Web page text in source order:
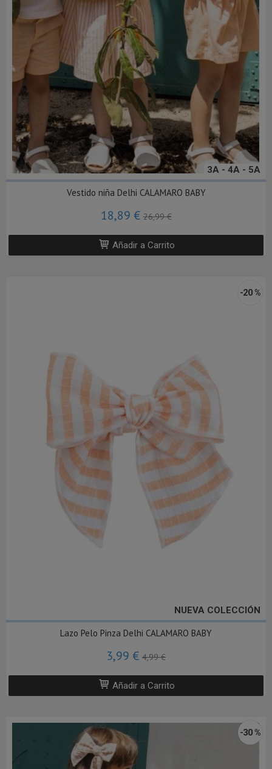
3A - 4A - 5A
Vestido niña Delhi CALAMARO BABY
18,89 €26,99 €
Añadir a Carrito
NUEVA COLECCIÓN
-20 %
Lazo Pelo Pinza Delhi CALAMARO BABY
3,99 € 4,99 €
Añadir a Carrito
-30 %